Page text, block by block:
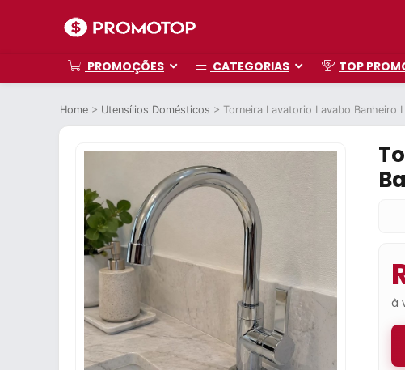
PROMOÇÕES CATEGORIAS TOP
Home > Utensílios Domésticos > Torneira Lavatorio Lavabo Banheiro
à